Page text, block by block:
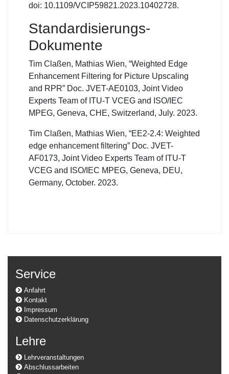
doi: 10.1109/VCIP59821.2023.10402728.
Standardisierungs-
Dokumente
Tim Claßen, Mathias Wien, “Weighted Edge
Enhancement Filtering for Picture Upscaling
and RPR” Doc. JVET-AE0103, Joint Video
Experts Team of ITU-T VCEG and ISO/IEC
MPEG, Geneva, CHE, Switzerland, July. 2023.
Tim Claßen, Mathias Wien, “EE2-2.4: Weighted
edge enhancement filtering” Doc. JVET-
AF0173, Joint Video Experts Team of ITU-T
VCEG and ISO/IEC MPEG, Geneva, DEU,
Germany, October. 2023.
Service
Anfahrt
Kontakt
Impressum
Datenschutzerklärung
Lehre
Lehrveranstaltungen
Abschlussarbeiten